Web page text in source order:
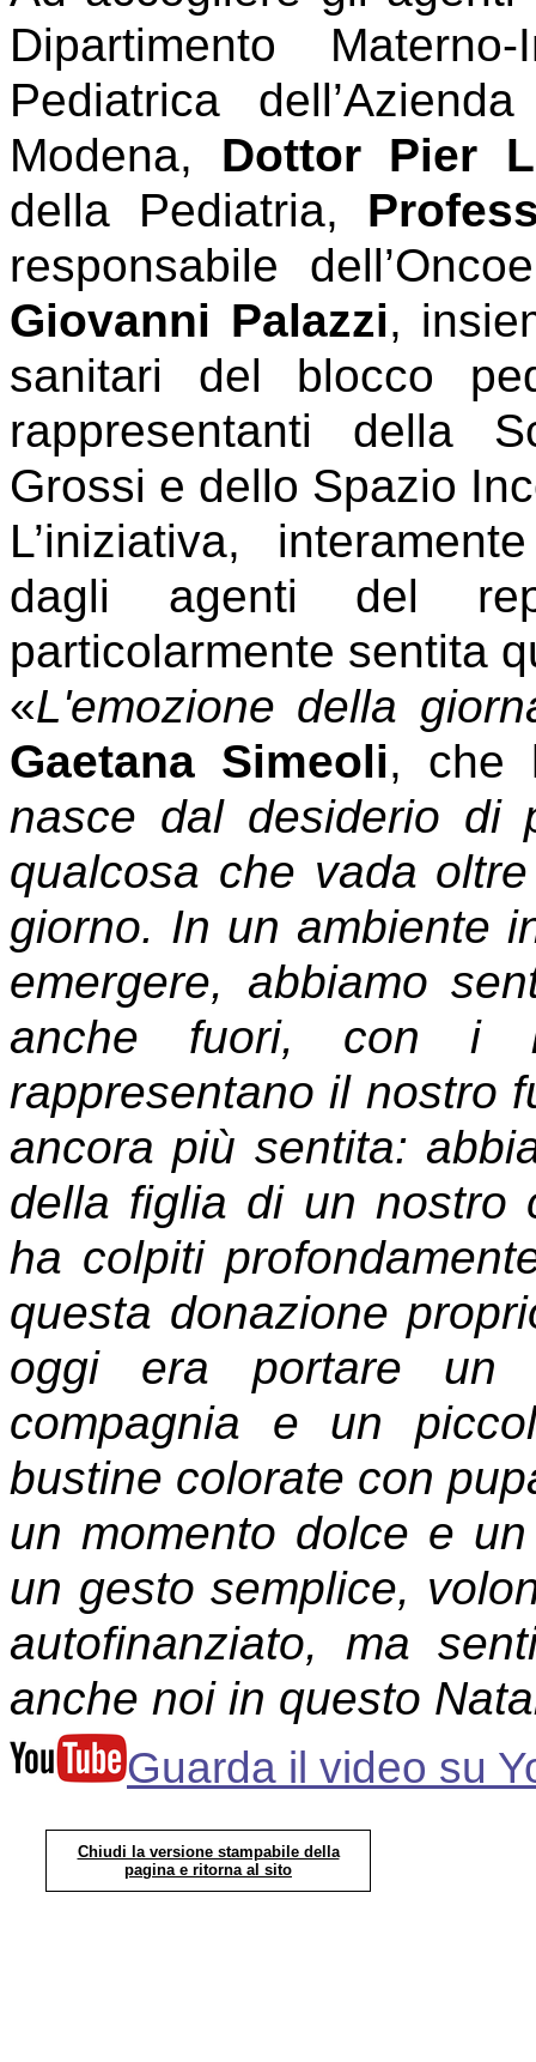
Dipartimento
Pediatrica
Modena, Dottor Pier
della Pediatria,
responsabile
Giovanni Palazzi,
sanitari del blocco
rappresentanti della
Grossi e dello Spazio
L’iniziativa,
dagli agenti del
particolarmente sentita
«L'emozione della
Gaetana Simeoli, che
nasce dal desiderio di
qualcosa che vada
giorno. In un ambiente
emergere, abbiamo
anche fuori, con i
rappresentano il nostro
ancora più sentita:
della figlia di un nostro
ha colpiti
questa donazione
oggi era portare un
compagnia e un
bustine colorate con
un momento dolce e
un gesto semplice,
autofinanziato, ma
anche noi in questo
Guarda il video su
Chiudi la versione stampabile della
pagina e ritorna al sito